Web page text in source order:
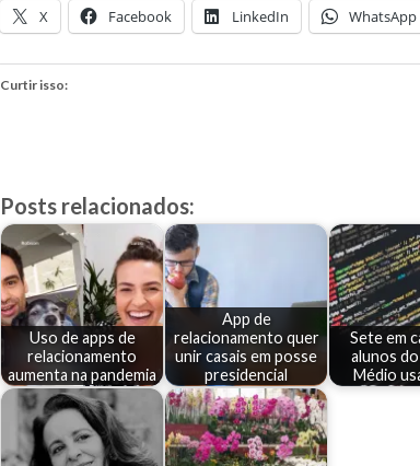
X Facebook LinkedIn WhatsApp
Curtir isso:
Posts relacionados:
Uso de apps de
relacionamento
aumenta na pandemia
App de
relacionamento quer
unir casais em posse
presidencial
Sete em
alunos
Médio